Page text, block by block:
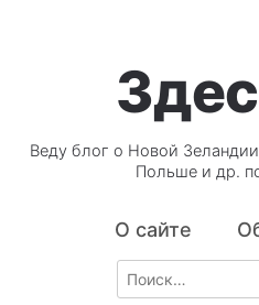
Веду блог о Новой
Польше и др.
О сайте
Search
for: